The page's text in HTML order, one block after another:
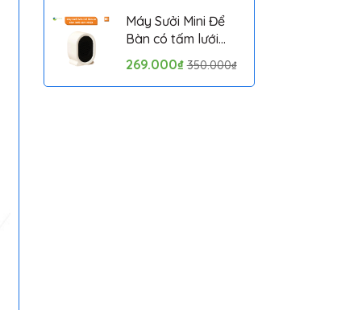
Máy Sưởi Mini Để
Bàn có tấm lưới
cách nhiệt an toàn,
Quạt Sưởi Ấm Mini
Hồng Ngoại Tiện Lợi
269.000₫ 350.000₫